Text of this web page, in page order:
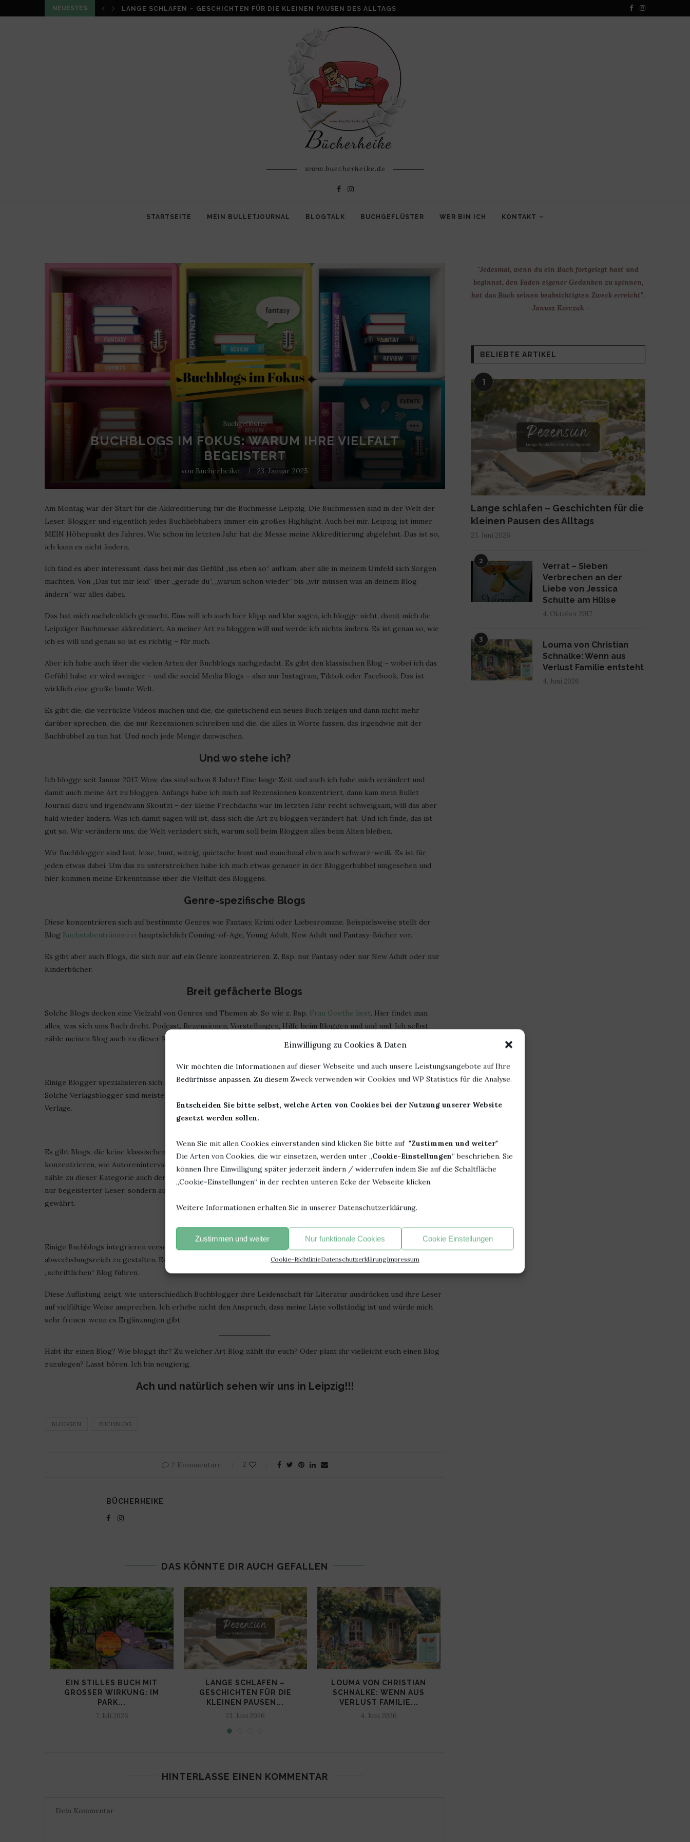
Einwilligung zu Cookies & Daten
Wir möchten die Informationen auf dieser Webseite und auch unsere Leistungsangebote auf Ihre
Bedürfnisse anpassen. Zu diesem Zweck verwenden wir Cookies und WP Statistics für die Analyse.
Entscheiden Sie bitte selbst, welche Arten von Cookies bei der Nutzung unserer Website
gesetzt werden sollen.
Wenn Sie mit allen Cookies einverstanden sind klicken Sie bitte auf "Zustimmen und weiter"
Die Arten von Cookies, die wir einsetzen, werden unter „Cookie-Einstellungen“ beschrieben. Sie
können Ihre Einwilligung später jederzeit ändern / widerrufen indem Sie auf die Schaltfläche
„Cookie-Einstellungen“ in der rechten unteren Ecke der Webseite klicken.
Weitere Informationen erhalten Sie in unserer Datenschutzerklärung.
Zustimmen und weiter Nur funktionale Cookies Cookie Einstellungen
Cookie-RichtlinieDatenschutzerklärungImpressum
NEUESTES LOUMA VON CHRISTIAN SCHNALKE: WENN AUS VERLUST FAMILIE ENTSTEHT
www.buecherheike.de
STARTSEITE MEIN BULLETJOURNAL BLOGTALK BUCHGEFLÜSTER WER BIN ICH KONTAKT
Buchgeflüster
BUCHBLOGS IM FOKUS: WARUM IHRE VIELFALT
BEGEISTERT
von Bücherheike 23. Januar 2025
Am Montag war der Start für die Akkreditierung für die Buchmesse Leipzig. Die Buchmessen sind in der Welt der
Leser, Blogger und eigentlich jedes Buchliebhabers immer ein großes Highlight. Auch bei mir. Leipzig ist immer
MEIN Höhepunkt des Jahres. Wie schon im letzten Jahr hat die Messe meine Akkreditierung abgelehnt. Das ist so,
ich kann es nicht ändern.
Ich fand es aber interessant, dass bei mir das Gefühl „iss eben so“ aufkam, aber alle in meinem Umfeld sich Sorgen
machten. Von „Das tut mir leid“ über „gerade du“, „warum schon wieder“ bis „wir müssen was an deinem Blog
ändern“ war alles dabei.
Das hat mich nachdenklich gemacht. Eins will ich auch hier klipp und klar sagen, ich blogge nicht, damit mich die
Leipziger Buchmesse akkreditiert. An meiner Art zu bloggen will und werde ich nichts ändern. Es ist genau so, wie
ich es will und genau so ist es richtig – für mich.
Aber ich habe auch über die vielen Arten der Buchblogs nachgedacht. Es gibt den klassischen Blog – wobei ich das
Gefühl habe, er wird weniger – und die social Media Blogs – also nur Instagram, Tiktok oder Facebook. Das ist
wirklich eine große bunte Welt.
Es gibt die, die verrückte Videos machen und die, die quietschend ein neues Buch zeigen und dann nicht mehr
darüber sprechen, die, die nur Rezensionen schreiben und die, die alles in Worte fassen, das irgendwie mit der
Buchbubbel zu tun hat. Und noch jede Menge dazwischen.
Und wo stehe ich?
Ich blogge seit Januar 2017. Wow, das sind schon 8 Jahre! Eine lange Zeit und auch ich habe mich verändert und
damit auch meine Art zu bloggen. Anfangs habe ich mich auf Rezensionen konzentriert, dann kam mein Bullet
Journal dazu und irgendwann Skoutzi – der kleine Frechdachs war im letzten Jahr recht schweigsam, will das aber
bald wieder ändern. Was ich damit sagen will ist, dass sich die Art zu bloggen verändert hat. Und ich finde, das ist
gut so. Wir verändern uns, die Welt verändert sich, warum soll beim Bloggen alles beim Alten bleiben.
Wir Buchblogger sind laut, leise, bunt, witzig, quietsche bunt und manchmal eben auch schwarz-weiß. Es ist für
jeden etwas dabei. Um das zu unterstreichen habe ich mich etwas genauer in der Bloggerbubbel umgesehen und
hier kommen meine Erkenntnisse über die Vielfalt des Bloggens.
Genre-spezifische Blogs
Diese konzentrieren sich auf bestimmte Genres wie Fantasy, Krimi oder Liebesromane. Beispielsweise stellt der
Blog Buchstabenträumerei hauptsächlich Coming-of-Age, Young Adult, New Adult und Fantasy-Bücher vor.
Es gibt aber auch Blogs, die sich nur auf ein Genre konzentrieren. Z. Bsp. nur Fantasy oder nur New Adult oder nur
Kinderbücher.
Breit gefächerte Blogs
Solche Blogs decken eine Vielzahl von Genres und Themen ab. So wie z. Bsp. Frau Goethe liest. Hier findet man
alles, was sich ums Buch dreht. Podcast, Rezensionen, Vorstellungen, Hilfe beim Bloggen und und und. Ich selbst
zähle meinen Blog auch zu dieser Kategorie. Zumindest versuche ich, mich sehr breit gefächert zu äußern.
Verlagsbezogene Blogs
Einige Blogger spezialisieren sich auf Bücher bestimmter Verlage, um deren Programme detailliert zu beleuchten.
Solche Verlagsblogger sind meistens in Bloggerteams und haben einen besonderen Einblick in die entsprechenden
Verlage.
Es gibt Blogs, die keine klassischen Rezensionen veröffentlichen, sondern sich auf andere buchbezogene Themen
konzentrieren, wie Autoreninterviews, Buchneuerscheinungen oder literarische Veranstaltungen. Ich persönlich
zähle zu dieser Kategorie auch den Blog vom
Kaffeehaussitzer . Ihm folge ich schon eine ganze Weile. Er ist nicht
nur begeisterter Leser, sondern auch Buchhändler, was ihm auch Einblicke von dieser Seite in die Welt der Bücher
gewährt.
Multimedia-Blogs
Einige Buchblogs integrieren verschiedene Medienformen, wie Videos oder Podcasts, um ihre Inhalte
abwechslungsreich zu gestalten. Es gibt auch Blogger, die sich nur auf Podcasts konzentrieren und gar keinen
„schriftlichen“ Blog führen.
Diese Auflistung zeigt, wie unterschiedlich Buchblogger ihre Leidenschaft für Literatur ausdrücken und ihre Leser
auf vielfältige Weise ansprechen. Ich erhebe nicht den Anspruch, dass meine Liste vollständig ist und würde mich
sehr freuen, wenn es Ergänzungen gibt.
Habt ihr einen Blog? Wie bloggt ihr? Zu welcher Art Blog zählt ihr euch? Oder plant ihr vielleicht euch einen Blog
zuzulegen? Lasst hören. Ich bin neugierig.
Ach und natürlich sehen wir uns in Leipzig!!!
BLOGGEN BUCHBLOG
2 Kommentare 2
BÜCHERHEIKE
DAS KÖNNTE DIR AUCH GEFALLEN
EIN STILLES BUCH MIT
GROSSER WIRKUNG: IM P
ARK...
7. Juli 2026
LANGE SCHLAFEN –
GESCHICHTEN FÜR DIE
KLEINEN PAUSEN...
23. Juni 2026
LOUMA VON CHRISTIAN
SCHNALKE: WENN AUS
VERLUST FAMILIE...
4. Juni 2026
HINTERLASSE EINEN KOMMENTAR
"Jedesmal, wenn du ein Buch fortgelegt hast und
beginnst, den Faden eigener Gedanken zu spinnen,
hat das Buch seinen beabsichtigten Zweck erreicht".
- Janusz Korczak –
BELIEBTE ARTIKEL
1
Lange schlafen – Geschichten für die
kleinen Pausen des Alltags
23. Juni 2026
2
Verrat – Sieben
Verbrechen an der
Liebe von Jessica
Schulte am Hülse
4. Oktober 2017
3
Louma von Christian
Schnalke: Wenn aus
Verlust Familie entsteht
4. Juni 2026